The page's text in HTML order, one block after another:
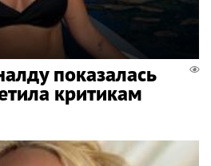
показалась
критикам